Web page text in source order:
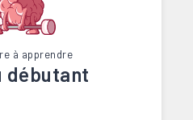
INTERACTIVES
à apprendre
débutant